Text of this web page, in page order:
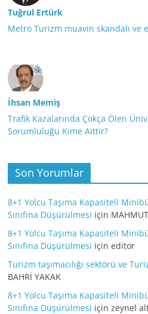
Tuğrul Ertürk
Metro Turizm muavin skandalı ve
İhsan Memiş
Trafik Kazalarında Çokça Ölen
Sorumluluğu Kime Aittir?
Son Yorumlar
8+1 Yolcu Taşıma Kapasiteli
Sınıfına Düşürülmesi için MAHMUT
8+1 Yolcu Taşıma Kapasiteli
Sınıfına Düşürülmesi içineditor
Turizm taşımacılığı sektörü ve
BAHRİ YAKAK
8+1 Yolcu Taşıma Kapasiteli
Sınıfına Düşürülmesi içinzeynel